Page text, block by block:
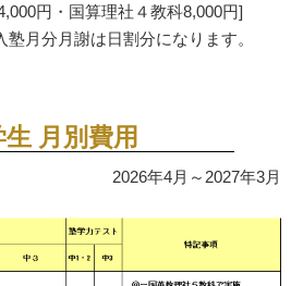
円・国算理社４教科8,000円]
月分月謝は日割分になります。
生 月別費用
2026年4月～2027年3月